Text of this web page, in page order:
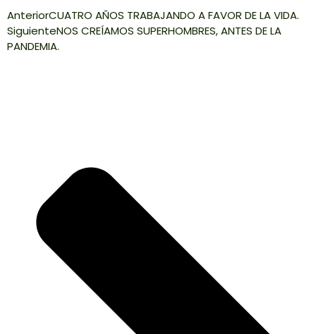
AnteriorCUATRO AÑOS TRABAJANDO A FAVOR DE LA VIDA.
SiguienteNOS CREÍAMOS SUPERHOMBRES, ANTES DE LA
PANDEMIA.